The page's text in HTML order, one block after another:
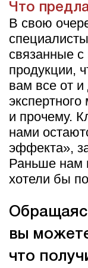
Что
В свою
связанные
продукции,
вам все от
и прочему.
нами
эффекта»,
Раньше нам
хотели бы
вы
что